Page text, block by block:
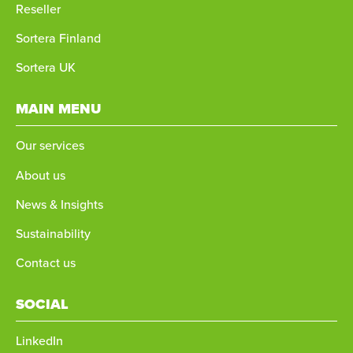
Reseller
Sortera Finland
Sortera UK
MAIN MENU
Our services
About us
News & Insights
Sustainability
Contact us
SOCIAL
LinkedIn